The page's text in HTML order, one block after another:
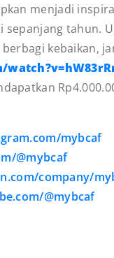
menjadi
tahun.
kebaikan,
mybcaf
@mybcaf
company/
@mybcaf